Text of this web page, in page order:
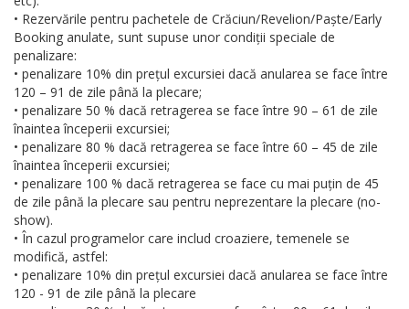
• Rezervările pentru pachetele de Crăciun/Revelion/Paște/Early
Booking anulate, sunt supuse unor condiții speciale de
penalizare:
• penalizare 10% din prețul excursiei dacă anularea se face între
120 – 91 de zile până la plecare;
• penalizare 50 % dacă retragerea se face între 90 – 61 de zile
înaintea începerii excursiei;
• penalizare 80 % dacă retragerea se face între 60 – 45 de zile
înaintea începerii excursiei;
• penalizare 100 % dacă retragerea se face cu mai puțin de 45
de zile până la plecare sau pentru neprezentare la plecare (no-
show).
• În cazul programelor care includ croaziere, temenele se
modifică, astfel:
• penalizare 10% din prețul excursiei dacă anularea se face între
120 - 91 de zile până la plecare